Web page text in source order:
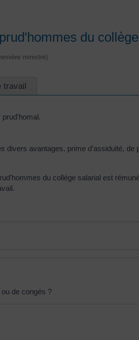
du
ministre)
travail
divers avantages, prime d'assiduité, de
du collège salarial est
de congés ?